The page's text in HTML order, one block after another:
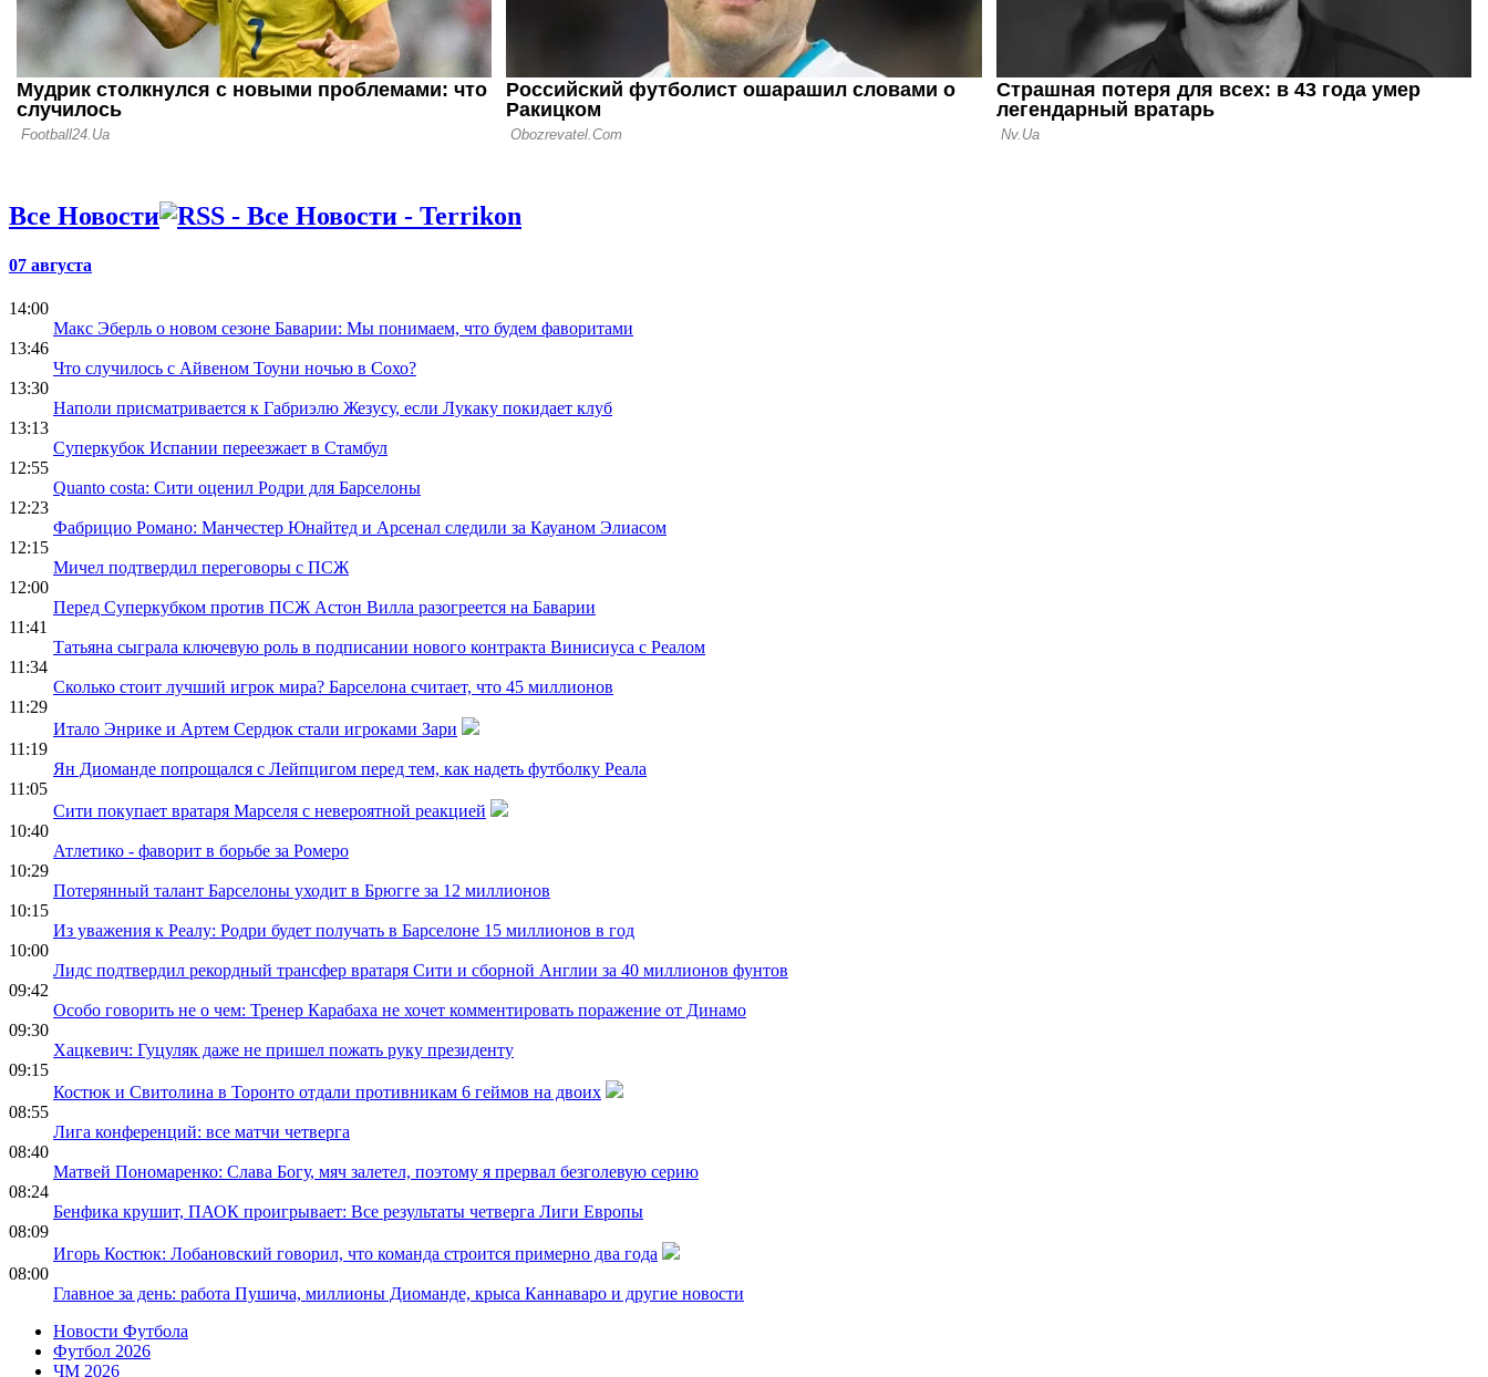
Все Новости
07 августа
14:00
Макс Эберль о новом сезоне Баварии: Мы понимаем, что будем фаворитами
13:46
Что случилось с Айвеном Тоуни ночью в Сохо?
13:30
Наполи присматривается к Габриэлю Жезусу, если Лукаку покидает клуб
13:13
Суперкубок Испании переезжает в Стамбул
12:55
Quanto costa: Сити оценил Родри для Барселоны
12:23
Фабрицио Романо: Манчестер Юнайтед и Арсенал следили за Кауаном Элиасом
12:15
Мичел подтвердил переговоры с ПСЖ
12:00
Перед Суперкубком против ПСЖ Астон Вилла разогреется на Баварии
11:41
Татьяна сыграла ключевую роль в подписании нового контракта Винисиуса с Реалом
11:34
Сколько стоит лучший игрок мира? Барселона считает, что 45 миллионов
11:29
Итало Энрике и Артем Сердюк стали игроками Зари
11:19
Ян Диоманде попрощался с Лейпцигом перед тем, как надеть футболку Реала
11:05
Сити покупает вратаря Марселя с невероятной реакцией
10:40
Атлетико - фаворит в борьбе за Ромеро
10:29
Потерянный талант Барселоны уходит в Брюгге за 12 миллионов
10:15
Из уважения к Реалу: Родри будет получать в Барселоне 15 миллионов в год
10:00
Лидс подтвердил рекордный трансфер вратаря Сити и сборной Англии за 40 миллионов фунтов
09:42
Особо говорить не о чем: Тренер Карабаха не хочет комментировать поражение от Динамо
09:30
Хацкевич: Гуцуляк даже не пришел пожать руку президенту
09:15
Костюк и Свитолина в Торонто отдали противникам 6 геймов на двоих
08:55
Лига конференций: все матчи четверга
08:40
Матвей Пономаренко: Слава Богу, мяч залетел, поэтому я прервал безголевую серию
08:24
Бенфика крушит, ПАОК проигрывает: Все результаты четверга Лиги Европы
08:09
Игорь Костюк: Лобановский говорил, что команда строится примерно два года
08:00
Главное за день: работа Пушича, миллионы Диоманде, крыса Каннаваро и другие новости
Новости Футбола
Футбол 2026
ЧМ 2026